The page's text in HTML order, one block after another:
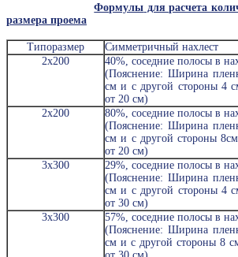
Формулы для расчета
размера проема
Типоразмер
Симметричный нахлест
2х200
40%, соседние полосы в
(Пояснение: Ширина
см и с другой стороны 4
от 20 см)
2х200
80%, соседние полосы в
(Пояснение: Ширина
см и с другой стороны
от 20 см)
3х300
29%, соседние полосы в
(Пояснение: Ширина
см и с другой стороны 4
от 30 см)
3х300
57%, соседние полосы в
(Пояснение: Ширина
см и с другой стороны 8